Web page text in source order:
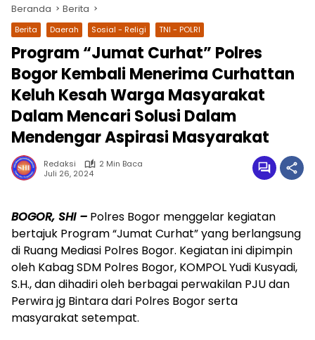
wa.me/087842777025
Beranda Berita
Berita Daerah Sosial - Religi TNI - POLRI
Program “Jumat Curhat” Polres
Bogor Kembali Menerima Curhattan
Keluh Kesah Warga Masyarakat
Dalam Mencari Solusi Dalam
Mendengar Aspirasi Masyarakat
Redaksi
2 Min Baca
Juli 26, 2024
BOGOR, SHI – Polres Bogor menggelar kegiatan
bertajuk Program “Jumat Curhat” yang berlangsung
di Ruang Mediasi Polres Bogor. Kegiatan ini dipimpin
oleh Kabag SDM Polres Bogor, KOMPOL Yudi Kusyadi,
S.H., dan dihadiri oleh berbagai perwakilan PJU dan
Perwira jg Bintara dari Polres Bogor serta
masyarakat setempat.